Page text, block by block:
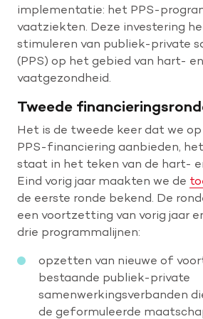
implementatie: het PPS-
vaatziekten. Deze investering
stimuleren van publiek-private
(PPS) op het gebied van hart- en
vaatgezondheid.
Tweede
Het is de tweede keer dat we
PPS-financiering aanbieden,
staat in het teken van de hart-
Eind vorig jaar maakten we de
de eerste ronde bekend. De
een voortzetting van vorig jaar
drie programmalijnen:
opzetten van nieuwe of
bestaande publiek-private
samenwerkingsverbanden
de geformuleerde